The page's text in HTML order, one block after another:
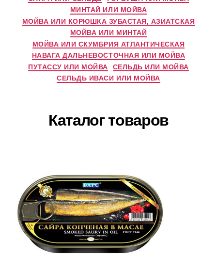
МИНТАЙ ИЛИ МОЙВА
МОЙВА ИЛИ КОРЮШКА ЗУБАСТАЯ, АЗИАТСКАЯ
МОЙВА ИЛИ МИНТАЙ
МОЙВА ИЛИ СКУМБРИЯ АТЛАНТИЧЕСКАЯ
НАВАГА ДАЛЬНЕВОСТОЧНАЯ ИЛИ МОЙВА
ПУТАССУ ИЛИ МОЙВА СЕЛЬДЬ ИЛИ МОЙВА
СЕЛЬДЬ ИВАСИ ИЛИ МОЙВА
Каталог товаров